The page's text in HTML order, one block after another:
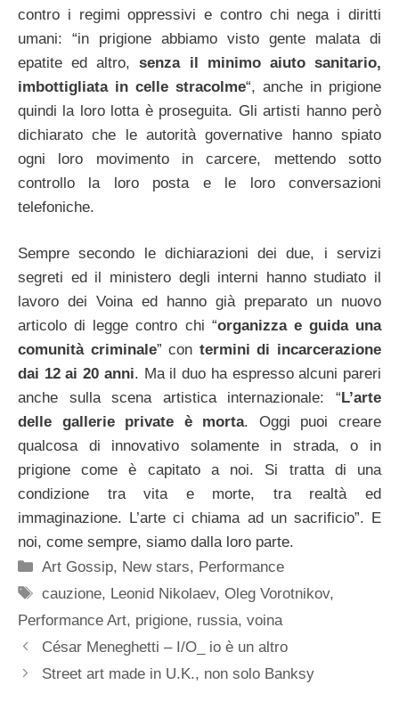
contro i regimi oppressivi e contro chi nega i diritti
umani: “in prigione abbiamo visto gente malata di
epatite ed altro,senza il minimo aiuto sanitario,
imbottigliata in celle stracolme“, anche in prigione
quindi la loro lotta è proseguita. Gli artisti hanno però
dichiarato che le autorità governative hanno spiato
ogni loro movimento in carcere, mettendo sotto
controllo la loro posta e le loro conversazioni
telefoniche.
Sempre secondo le dichiarazioni dei due, i servizi
segreti ed il ministero degli interni hanno studiato il
lavoro dei Voina ed hanno già preparato un nuovo
articolo di legge contro chi “organizza e guida una
comunità criminale” con termini di incarcerazione
dai 12 ai 20 anni. Ma il duo ha espresso alcuni pareri
anche sulla scena artistica internazionale: “ L’arte
delle gallerie private è morta. Oggi puoi creare
qualcosa di innovativo solamente in strada, o in
prigione come è capitato a noi. Si tratta di una
condizione tra vita e morte, tra realtà ed
immaginazione. L’arte ci chiama ad un sacrificio”. E
noi, come sempre, siamo dalla loro parte.
Categorie
Art Gossip, New stars, Performance
Tag
cauzione, Leonid Nikolaev,Oleg Vorotnikov,
Performance Art, prigione, russia, voina
César Meneghetti – I/O_ io è un altro
Street art made in U.K., non solo Banksy